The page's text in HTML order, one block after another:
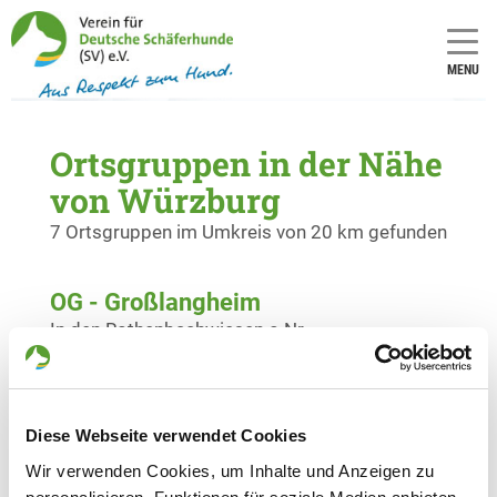
Diese Webseite verwendet Cookies
Wir verwenden Cookies, um Inhalte und Anzeigen zu
MENU
Ortsgruppen in der Nähe
von Würzburg
7 Ortsgruppen im Umkreis von 20 km gefunden
OG - Großlangheim
Details
In den Rothenbachwiesen o.Nr.
OG - Kitzingen/Main
Details
97318 Kitzingen